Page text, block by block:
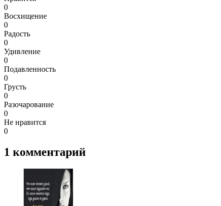
0
Восхищение
0
Радость
0
Удивление
0
Подавленность
0
Грусть
0
Разочарование
0
Не нравится
0
1 комментарий